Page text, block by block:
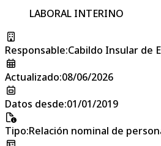
LABORAL INTERINO
Responsable:Cabildo Insular de
Actualizado:08/06/2026
Datos desde:01/01/2019
Tipo:Relación nominal de